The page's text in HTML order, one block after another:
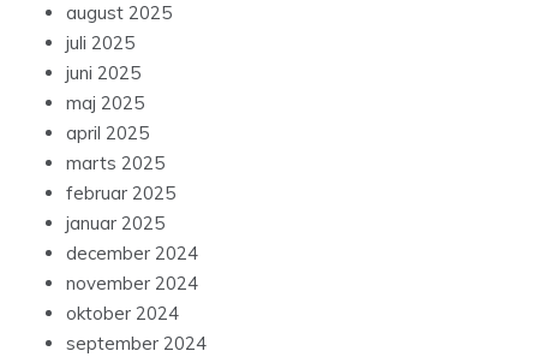
august 2025
juli 2025
juni 2025
maj 2025
april 2025
marts 2025
februar 2025
januar 2025
december 2024
november 2024
oktober 2024
september 2024